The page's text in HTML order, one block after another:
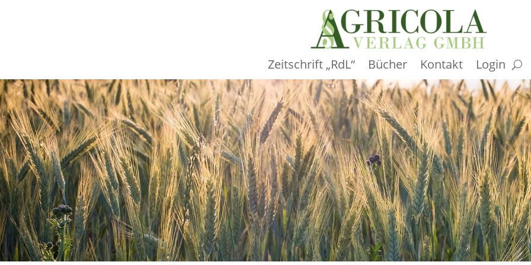
Zeitschrift „RdL“ Bücher Kontakt Login